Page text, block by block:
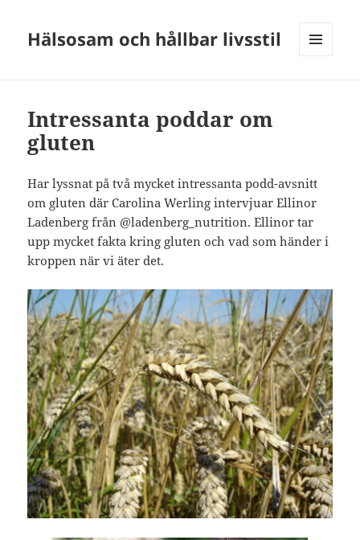
Hälsosam och hållbar livsstil
Intressanta poddar om
gluten
Har lyssnat på två mycket intressanta podd-avsnitt
om gluten där Carolina Werling intervjuar Ellinor
Ladenberg från @ladenberg_nutrition. Ellinor tar
upp mycket fakta kring gluten och vad som händer i
kroppen när vi äter det.